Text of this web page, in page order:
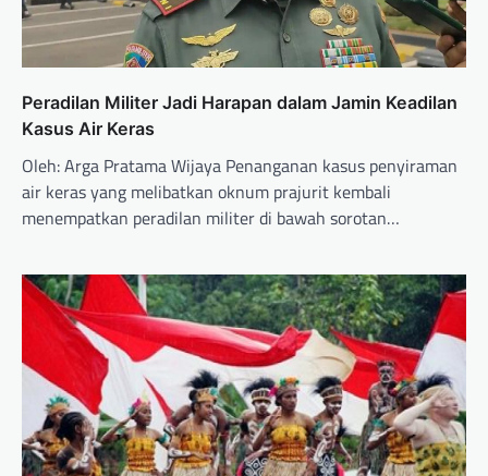
Peradilan Militer Jadi Harapan dalam Jamin Keadilan
Kasus Air Keras
Oleh: Arga Pratama Wijaya Penanganan kasus penyiraman
air keras yang melibatkan oknum prajurit kembali
menempatkan peradilan militer di bawah sorotan…